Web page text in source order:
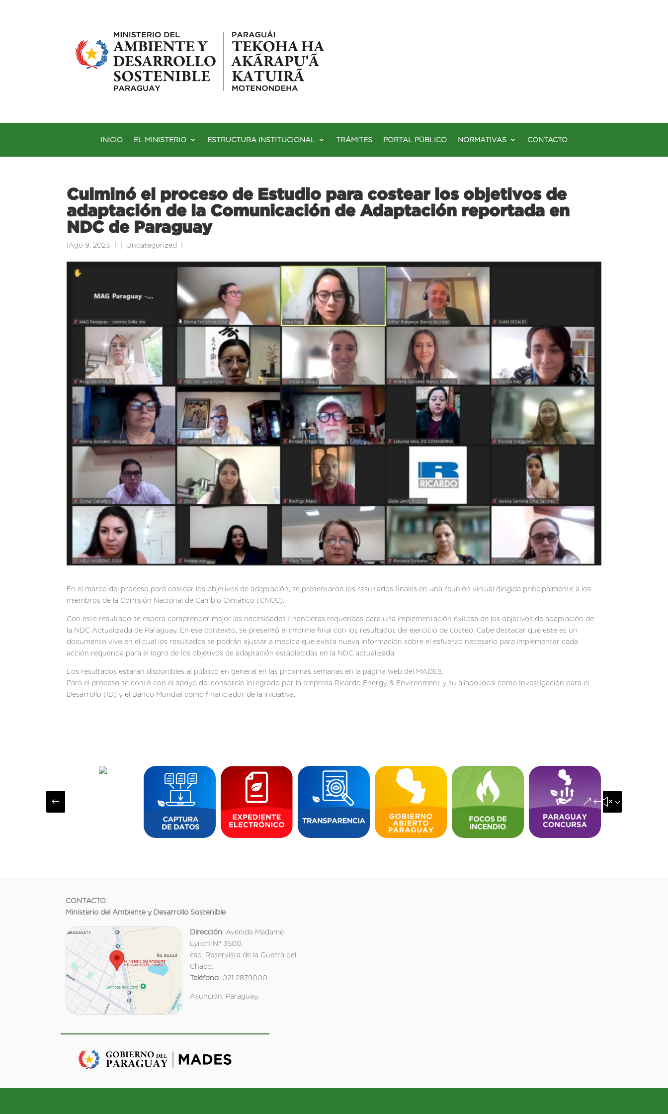
INICIO EL MINISTERIO ESTRUCTURA INSTITUCIONAL TRÁMITES PORTAL PÚBLICO NORMATIVAS CONTACTO
Culminó el proceso de Estudio para costear los objetivos de
adaptación de la Comunicación de Adaptación reportada en
NDC de Paraguay
Ago 9, 2023 Uncategorized
En el marco del proceso para costear los objetivos de adaptación, se presentaron los resultados finales en una reunión virtual dirigida principalmente a los
miembros de la Comisión Nacional de Cambio Climático (CNCC).
Con este resultado se espera comprender mejor las necesidades financieras requeridas para una implementación exitosa de los objetivos de adaptación de
la NDC Actualizada de Paraguay. En ese contexto, se presentó el informe final con los resultados del ejercicio de costeo. Cabe destacar que este es un
documento vivo en el cual los resultados se podrán ajustar a medida que exista nueva información sobre el esfuerzo necesario para implementar cada
acción requerida para el logro de los objetivos de adaptación establecidas en la NDC actualizada.
Los resultados estarán disponibles al público en general en las próximas semanas en la página web del MADES.
Para el proceso se contó con el apoyo del consorcio integrado por la empresa Ricardo Energy & Environment y su aliado local como Investigación para el
Desarrollo (ID) y el Banco Mundial como financiador de la iniciativa.
# &#x35;
CONTACTO
Ministerio del Ambiente y Desarrollo Sostenible
Dirección: Avenida Madame
Lynch N° 3500.
esq. Reservista de la Guerra del
Chaco.
Teléfono: 021 2879000
Asunción, Paraguay.